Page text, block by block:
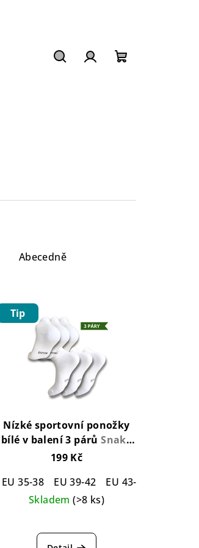
Abecedně
EU 43-45
EU 46-48
Tip
Nízké sportovní ponožky
bílé v balení 3 párůSnake
Cotton Socks White - 3
199 Kč
EU 35-38
EU 39-42
EU 43-46
Skladem(>8 ks)
hodnocení